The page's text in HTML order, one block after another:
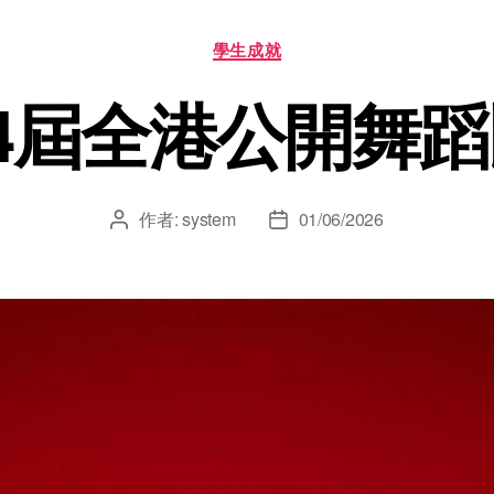
學生成就
全港公開舞
作者:system 01/06/2026